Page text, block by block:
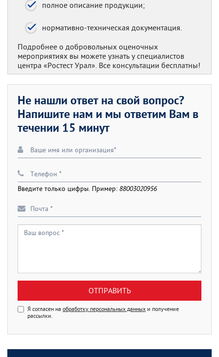
полное описание продукции;
нормативно-техническая документация.
Подробнее о добровольных оценочных
мероприятиях вы можете узнать у специалистов
центра «Ростест Урал». Все консультации бесплатны!
Не нашли ответ на свой вопрос?
Напишите нам и мы ответим Вам в
течении 15 минут
Введите только цифры. Пример: 88003020956
ОТПРАВИТЬ
Я согласен на обработку персональных данных и получение
рассылки.